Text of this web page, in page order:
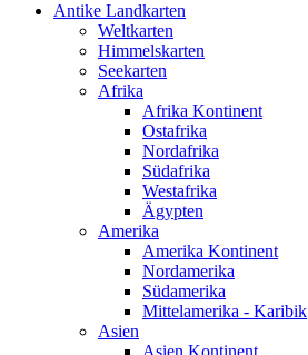
Antike Landkarten
Weltkarten
Himmelskarten
Seekarten
Afrika
Afrika Kontinent
Ostafrika
Nordafrika
Südafrika
Westafrika
Ägypten
Amerika
Amerika Kontinent
Nordamerika
Südamerika
Mittelamerika - Karibik
Asien
Asien Kontinent